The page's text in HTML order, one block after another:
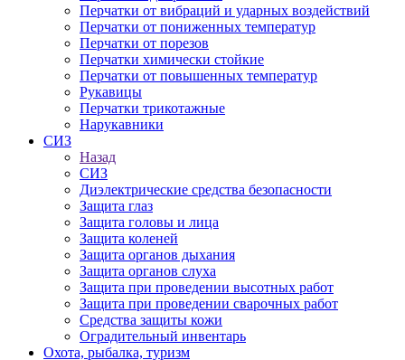
Перчатки от вибраций и ударных воздействий
Перчатки от пониженных температур
Перчатки от порезов
Перчатки химически стойкие
Перчатки от повышенных температур
Рукавицы
Перчатки трикотажные
Нарукавники
СИЗ
Назад
СИЗ
Диэлектрические средства безопасности
Защита глаз
Защита головы и лица
Защита коленей
Защита органов дыхания
Защита органов слуха
Защита при проведении высотных работ
Защита при проведении сварочных работ
Средства защиты кожи
Оградительный инвентарь
Охота, рыбалка, туризм